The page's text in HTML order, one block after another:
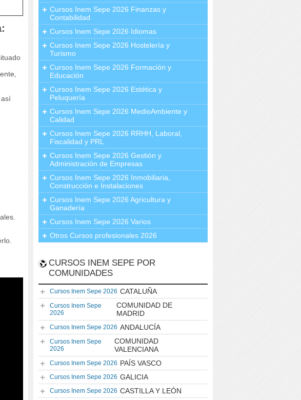
así
Cursos Inem Sepe 2026 Finanzas y
Contabilidad
Cursos Inem Sepe 2026 Idiomas
Cursos Inem Sepe 2026 Hostelería y
Turismo
Cursos Inem Sepe 2026 Formación y
Educación
Cursos Inem Sepe 2026 Estética y
Peluquería
Cursos Inem Sepe 2026 MedioAmbiente y
Calidad
Cursos Inem Sepe 2026 RRHH, Laboral,
Fiscalidad y PRL
Cursos Inem Sepe 2026 Gestión y
Administración de Empresas
Cursos Inem Sepe 2026 Inmobiliaria,
Construcción e Instalaciones
Cursos Inem Sepe 2026 Agricultura y
Ganadería
Cursos Inem Sepe 2026 Varios
Otros Cursos profesionales 2026
CURSOS INEM SEPE POR
COMUNIDADES
Cursos Inem Sepe 2026 CATALUÑA
Cursos Inem Sepe
2026
COMUNIDAD DE
MADRID
Cursos Inem Sepe 2026 ANDALUCÍA
Cursos Inem Sepe
2026
COMUNIDAD
VALENCIANA
Cursos Inem Sepe 2026 PAÍS VASCO
Cursos Inem Sepe 2026 GALICIA
Cursos Inem Sepe 2026 CASTILLA Y LEÓN